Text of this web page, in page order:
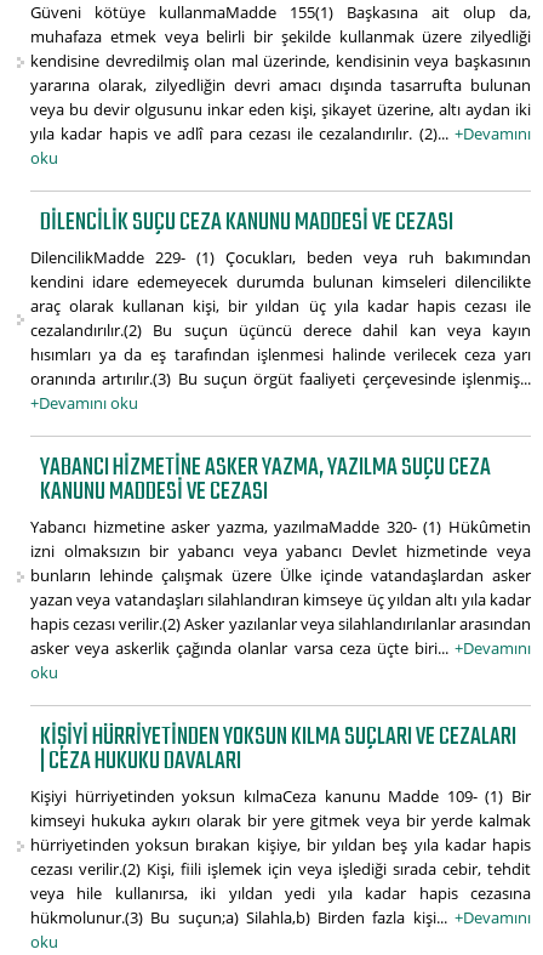
Güveni kötüye kullanmaMadde 155(1) Başkasına ait olup da,
muhafaza etmek veya belirli bir şekilde kullanmak üzere zilyedliği
kendisine devredilmiş olan mal üzerinde, kendisinin veya başkasının
yararına olarak, zilyedliğin devri amacı dışında tasarrufta bulunan
veya bu devir olgusunu inkar eden kişi, şikayet üzerine, altı aydan iki
yıla kadar hapis ve adlî para cezası ile cezalandırılır. (2)... +Devamını
oku
DILENCILIK SUÇU CEZA KANUNU MADDESI VE CEZASI
DilencilikMadde 229- (1) Çocukları, beden veya ruh bakımından
kendini idare edemeyecek durumda bulunan kimseleri dilencilikte
araç olarak kullanan kişi, bir yıldan üç yıla kadar hapis cezası ile
cezalandırılır.(2) Bu suçun üçüncü derece dahil kan veya kayın
hısımları ya da eş tarafından işlenmesi halinde verilecek ceza yarı
oranında artırılır.(3) Bu suçun örgüt faaliyeti çerçevesinde işlenmiş...
+Devamını oku
YABANCI HIZMETINE ASKER YAZMA, YAZILMA SUÇU CEZA
KANUNU MADDESI VE CEZASI
Yabancı hizmetine asker yazma, yazılmaMadde 320- (1) Hükûmetin
izni olmaksızın bir yabancı veya yabancı Devlet hizmetinde veya
bunların lehinde çalışmak üzere Ülke içinde vatandaşlardan asker
yazan veya vatandaşları silahlandıran kimseye üç yıldan altı yıla kadar
hapis cezası verilir.(2) Asker yazılanlar veya silahlandırılanlar arasından
asker veya askerlik çağında olanlar varsa ceza üçte biri... +Devamını
oku
KIŞIYI HÜRRIYETINDEN YOKSUN KILMA SUÇLARI VE CEZALARI
| CEZA HUKUKU DAVALARI
Kişiyi hürriyetinden yoksun kılmaCeza kanunu Madde 109- (1) Bir
kimseyi hukuka aykırı olarak bir yere gitmek veya bir yerde kalmak
hürriyetinden yoksun bırakan kişiye, bir yıldan beş yıla kadar hapis
cezası verilir.(2) Kişi, fiili işlemek için veya işlediği sırada cebir, tehdit
veya hile kullanırsa, iki yıldan yedi yıla kadar hapis cezasına
hükmolunur.(3) Bu suçun;a) Silahla,b) Birden fazla kişi... +Devamını
oku